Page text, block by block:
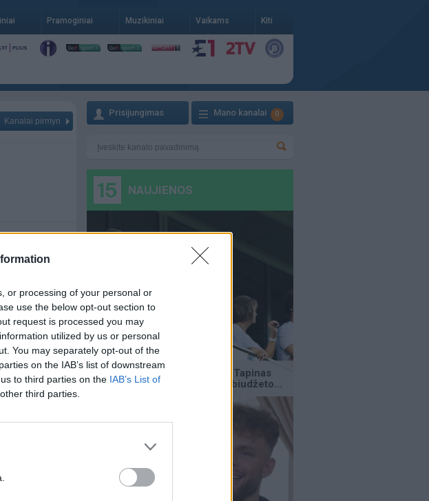
or processing of your personal or
use the below opt-out section to
request is processed you may
utilized by us or personal
You may separately opt-out of the
on the IAB’s list of downstream
to third parties on the IAB’s List of
third parties.
Pramoginiai Muzikiniai Vaikams Kiti
Kanalai pirmyn
- 06-09
Prisijungimas Mano kanalai 0